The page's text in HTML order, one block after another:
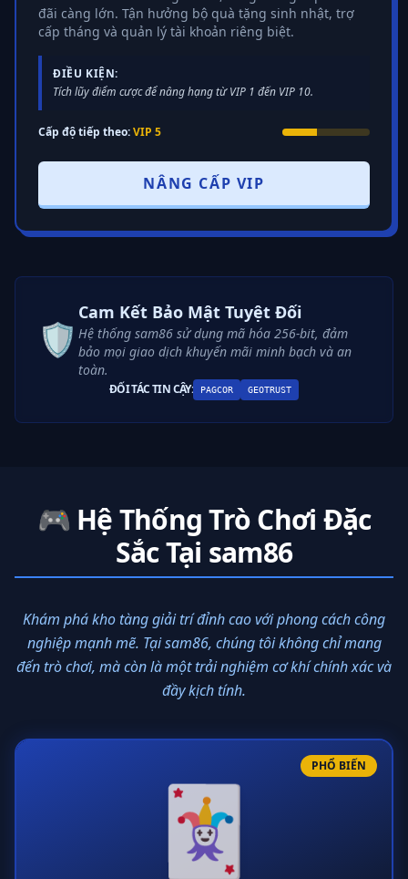
đãi càng lớn. Tận hưởng bộ quà tặng sinh nhật, trợ
cấp tháng và quản lý tài khoản riêng biệt.
ĐIỀU KIỆN:
Tích lũy điểm cược để nâng hạng từ VIP 1 đến VIP 10.
Cấp độ tiếp theo:VIP 5
NÂNG CẤP VIP
🛡️
Cam Kết Bảo Mật Tuyệt Đối
Hệ thống sam86 sử dụng mã hóa 256-bit, đảm
bảo mọi giao dịch khuyến mãi minh bạch và an
toàn.
ĐỐI TÁC TIN CẬY: PAGCOR GEOTRUST
🎮 Hệ Thống Trò Chơi Đặc
Sắc Tại sam86
Khám phá kho tàng giải trí đỉnh cao với phong cách công
nghiệp mạnh mẽ. Tại sam86, chúng tôi không chỉ mang
đến trò chơi, mà còn là một trải nghiệm cơ khí chính xác và
đầy kịch tính.
🃏
PHỔ BIẾN